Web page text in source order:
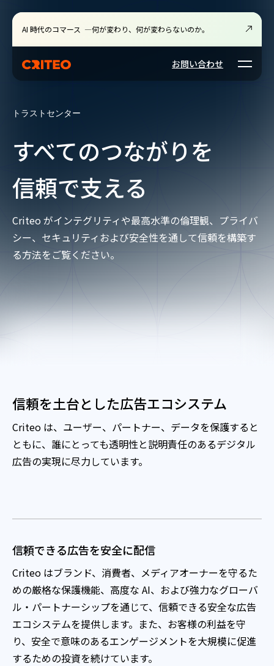
AI 時代のコマース ―何が変わり、何が変わらないのか。
お問い合わせ Open
トラストセンター
すべてのつながりを
信頼で支える
Criteo がインテグリティや最高水準の倫理観、プライバ
シー、セキュリティおよび安全性を通して信頼を構築す
る方法を⁠ご⁠覧⁠く⁠⁠だ⁠⁠さ⁠⁠い⁠。
信頼を土台とした広告エコシステム
Criteo は、ユーザー、パートナー、データを保護すると
ともに、誰にとっても透明性と説明責任のあるデジタル
広告の実現に尽力しています。
信頼できる広告を安全に配信
Criteo はブランド、消費者、メディアオーナーを守るた
めの厳格な保護機能、高度な AI、および強力なグローバ
ル・パートナーシップを通じて、信頼できる安全な広告
エコシステムを提供します。また、お客様の利益を守
り、安全で意味のあるエンゲージメントを大規模に促進
するための投資を続けています。